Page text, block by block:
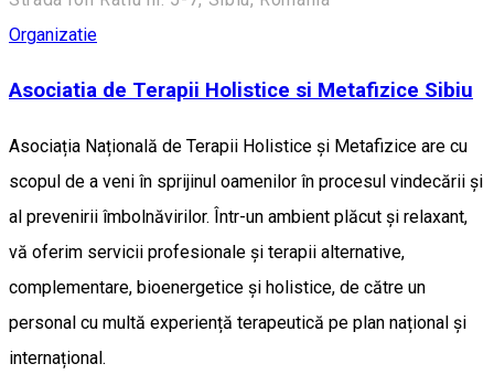
Organizatie
Asociatia de Terapii Holistice si Metafizice Sibiu
Asociația Națională de Terapii Holistice și Metafizice are cu
scopul de a veni în sprijinul oamenilor în procesul vindecării și
al prevenirii îmbolnăvirilor. Într-un ambient plăcut și relaxant,
vă oferim servicii profesionale și terapii alternative,
complementare, bioenergetice și holistice, de către un
personal cu multă experiență terapeutică pe plan național și
internațional.